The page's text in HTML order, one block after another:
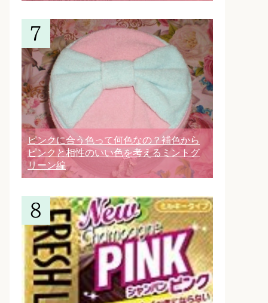
ピンクに合う色って何色なの？補色から
ピンクと相性のいい色を考えるミントグ
リーン編